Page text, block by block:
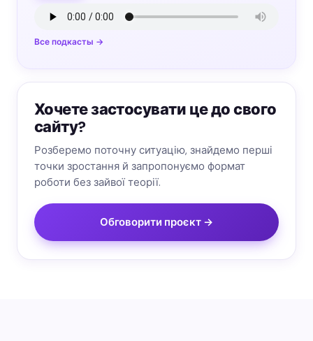
Все подкасты →
Хочете застосувати це до свого
сайту?
Розберемо поточну ситуацію, знайдемо перші
точки зростання й запропонуємо формат
роботи без зайвої теорії.
Обговорити проєкт →